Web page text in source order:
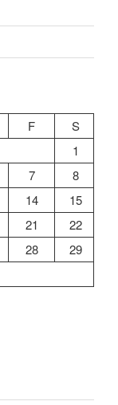
F
S
1
7
8
14
15
21
22
28
29